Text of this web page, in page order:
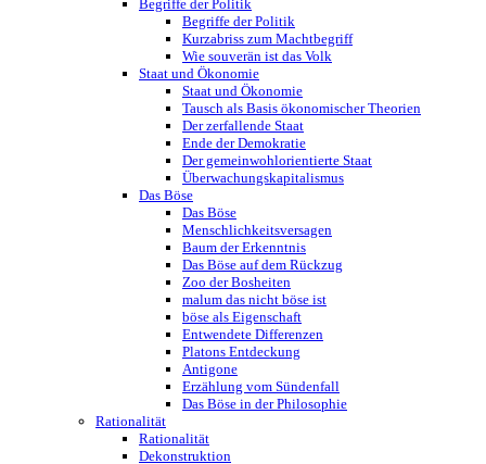
Begriffe der Politik
Begriffe der Politik
Kurzabriss zum Machtbegriff
Wie souverän ist das Volk
Staat und Ökonomie
Staat und Ökonomie
Tausch als Basis ökonomischer Theorien
Der zerfallende Staat
Ende der Demokratie
Der gemeinwohlorientierte Staat
Überwachungskapitalismus
Das Böse
Das Böse
Menschlichkeitsversagen
Baum der Erkenntnis
Das Böse auf dem Rückzug
Zoo der Bosheiten
malum das nicht böse ist
böse als Eigenschaft
Entwendete Differenzen
Platons Entdeckung
Antigone
Erzählung vom Sündenfall
Das Böse in der Philosophie
Rationalität
Rationalität
Dekonstruktion